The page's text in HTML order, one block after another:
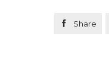
 Share